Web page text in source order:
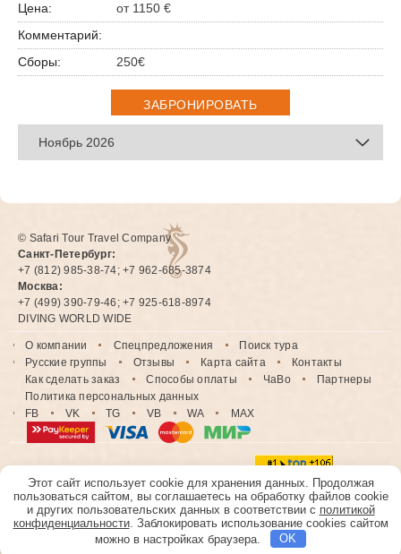
от 1150 €
250€
ЗАБРОНИРОВАТЬ
Ноябрь 2026
© Safari Tour Travel Company
Санкт-Петербург:
+7 (812) 985-38-74; +7 962-685-3874
Москва:
+7 (499) 390-79-46; +7 925-618-8974
DIVING WORLD WIDE
О компании Спецпредложения
Поиск тура
Русские группы
Отзывы Карта сайта
Контакты
Как сделать заказ
Способы оплаты ЧаВо
Партнеры
Политика персональных данных
FB
VK TG VB WA MAX
Этот сайт использует cookie для хранения данных. Продолжая
пользоваться сайтом, вы соглашаетесь на обработку файлов cookie
и других пользовательских данных в соответствии с политикой
конфиденциальности. Заблокировать использование cookies сайтом
можно в настройках браузера.
OK